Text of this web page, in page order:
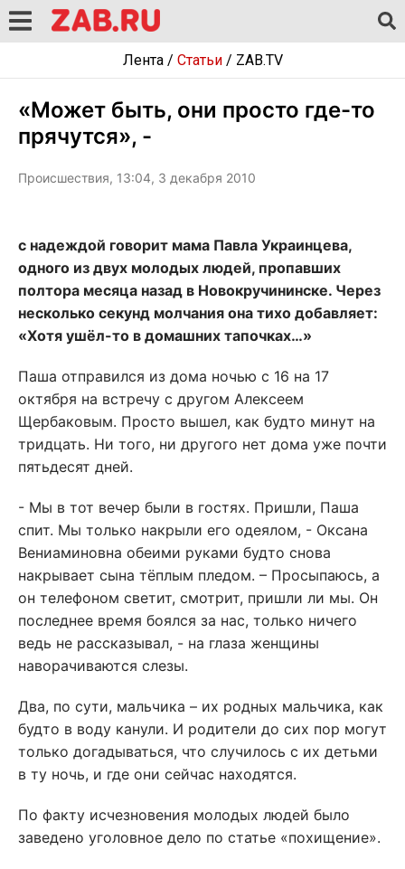
Лента/ Статьи/ ZAB.TV
«Может быть, они просто где-то
прячутся», -
Происшествия, 13:04, 3 декабря 2010
с надеждой говорит мама Павла Украинцева,
одного из двух молодых людей, пропавших
полтора месяца назад в Новокручининске. Через
несколько секунд молчания она тихо добавляет:
«Хотя ушёл-то в домашних тапочках…»
Паша отправился из дома ночью с 16 на 17
октября на встречу с другом Алексеем
Щербаковым. Просто вышел, как будто минут на
тридцать. Ни того, ни другого нет дома уже почти
пятьдесят дней.
- Мы в тот вечер были в гостях. Пришли, Паша
спит. Мы только накрыли его одеялом, - Оксана
Вениаминовна обеими руками будто снова
накрывает сына тёплым пледом. – Просыпаюсь, а
он телефоном светит, смотрит, пришли ли мы. Он
последнее время боялся за нас, только ничего
ведь не рассказывал, - на глаза женщины
наворачиваются слезы.
Два, по сути, мальчика – их родных мальчика, как
будто в воду канули. И родители до сих пор могут
только догадываться, что случилось с их детьми
в ту ночь, и где они сейчас находятся.
По факту исчезновения молодых людей было
заведено уголовное дело по статье «похищение».